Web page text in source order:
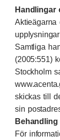
Handlingar
Aktieägarna
Samtliga
(2005:551)
Stockholm
skickas till
sin
För